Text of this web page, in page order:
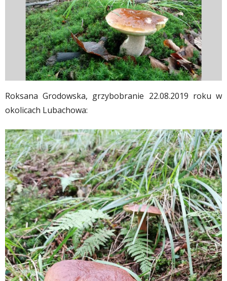
Roksana Grodowska, grzybobranie 22.08.2019 roku w
okolicach Lubachowa: